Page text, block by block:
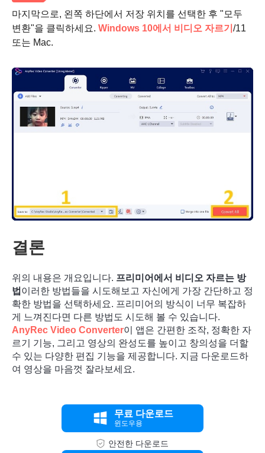
2 단계.
마지막으로, 왼쪽 하단에서 저장 위치를 선택한 후 "모두
변환"을 클릭하세요. Windows 10에서 비디오 자르기 /11
또는 Mac.
결론
위의 내용은 개요입니다. 프리미어에서 비디오 자르는 방
법 이러한 방법들을 시도해보고 자신에게 가장 간단하고 정
확한 방법을 선택하세요. 프리미어의 방식이 너무 복잡하
게 느껴진다면 다른 방법도 시도해 볼 수 있습니다.
AnyRec Video Converter이 앱은 간편한 조작, 정확한 자
르기 기능, 그리고 영상의 완성도를 높이고 창의성을 더할
수 있는 다양한 편집 기능을 제공합니다. 지금 다운로드하
여 영상을 마음껏 잘라보세요.
무료 다운로드
윈도우용
안전한 다운로드